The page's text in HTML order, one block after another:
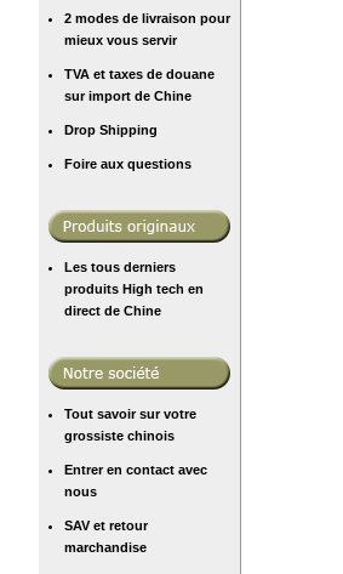
2 modes de livraison pour
mieux vous servir
TVA et taxes de douane
sur import de Chine
Drop Shipping
Foire aux questions
Les tous derniers
produits High tech en
direct de Chine
Tout savoir sur votre
grossiste chinois
Entrer en contact avec
nous
SAV et retour
marchandise